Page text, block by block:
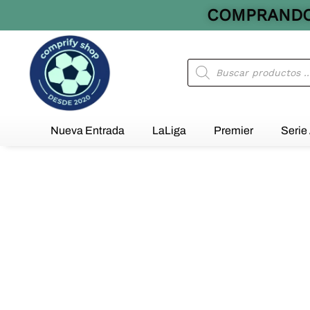
al
contenido
Búsqueda
de
productos
Nueva Entrada LaLiga Premier Serie